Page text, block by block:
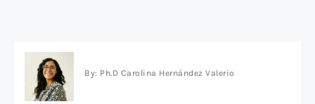
By: Ph.D Carolina Hernández Valerio